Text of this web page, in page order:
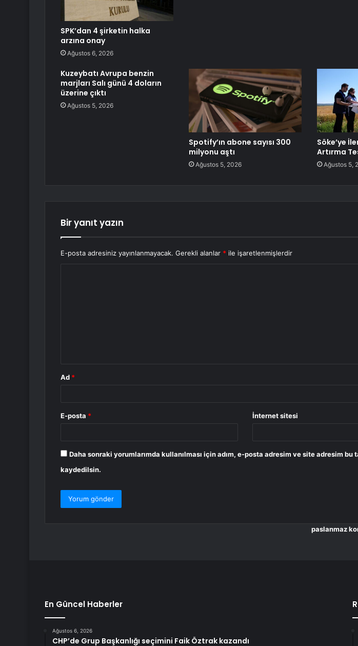
SPK’dan 4 şirketin halka
arzına onay
Ağustos 6, 2026
Kuzeybatı Avrupa benzin
marjları Salı günü 4 doların
üzerine çıktı
Ağustos 5, 2026
Spotify’ın abone sayısı 300
milyonu aştı
Ağustos 5, 2026
Söke’ye
Artırma
Ağustos 5,
Bir yanıt yazın
E-posta adresiniz yayınlanmayacak. Gerekli alanlar * ile işaretlenmişlerdir
Ad *
E-posta * İnternet sitesi
Daha sonraki yorumlarımda kullanılması için adım, e-posta adresim ve site adresim bu
kaydedilsin.
paslanmaz
En Güncel Haberler
Ağustos 6, 2026
CHP’de Grup Başkanlığı seçimini Faik Öztrak kazandı